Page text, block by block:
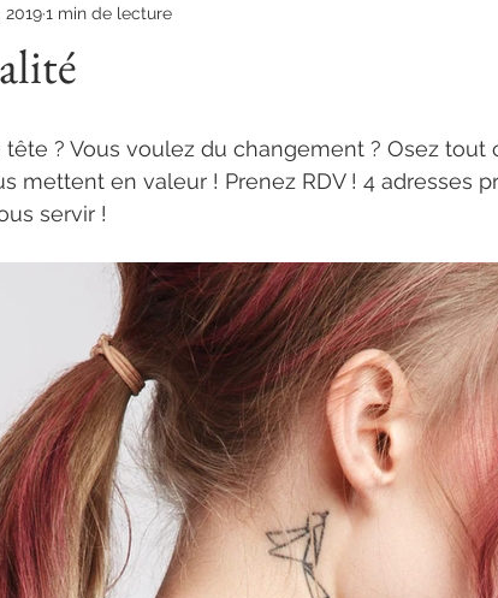
20191 min de lecture
? Vous voulez du changement ? Osez tout
mettent en valeur ! Prenez RDV ! 4 adresses
servir !